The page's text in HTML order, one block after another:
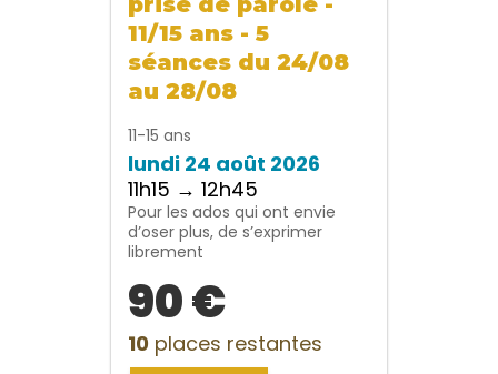
11/15 ans - 5
séances du 24/08
au 28/08
11-15 ans
lundi 24 août 2026
11h15 → 12h45
Pour les ados qui ont envie
d’oser plus, de s’exprimer
librement
90 €
10 places restantes